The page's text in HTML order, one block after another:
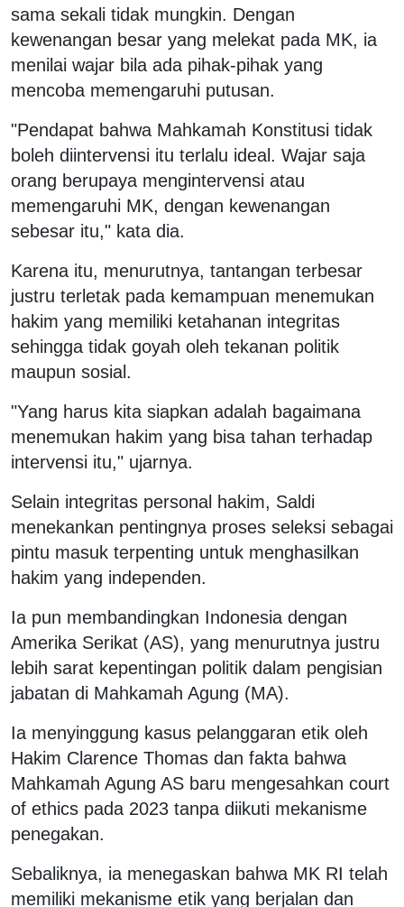
sama sekali tidak mungkin. Dengan
kewenangan besar yang melekat pada MK, ia
menilai wajar bila ada pihak-pihak yang
mencoba memengaruhi putusan.
"Pendapat bahwa Mahkamah Konstitusi tidak
boleh diintervensi itu terlalu ideal. Wajar saja
orang berupaya mengintervensi atau
memengaruhi MK, dengan kewenangan
sebesar itu," kata dia.
Karena itu, menurutnya, tantangan terbesar
justru terletak pada kemampuan menemukan
hakim yang memiliki ketahanan integritas
sehingga tidak goyah oleh tekanan politik
maupun sosial.
"Yang harus kita siapkan adalah bagaimana
menemukan hakim yang bisa tahan terhadap
intervensi itu," ujarnya.
Selain integritas personal hakim, Saldi
menekankan pentingnya proses seleksi sebagai
pintu masuk terpenting untuk menghasilkan
hakim yang independen.
Ia pun membandingkan Indonesia dengan
Amerika Serikat (AS), yang menurutnya justru
lebih sarat kepentingan politik dalam pengisian
jabatan di Mahkamah Agung (MA).
Ia menyinggung kasus pelanggaran etik oleh
Hakim Clarence Thomas dan fakta bahwa
Mahkamah Agung AS baru mengesahkan court
of ethics pada 2023 tanpa diikuti mekanisme
penegakan.
Sebaliknya, ia menegaskan bahwa MK RI telah
memiliki mekanisme etik yang berjalan dan